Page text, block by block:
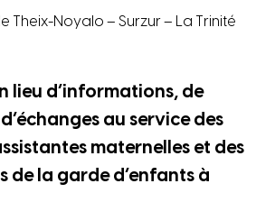
Theix-Noyalo – Surzur – La Trinité
lieu d’informations, de
au service des
maternelles et des
de la garde d’enfants à